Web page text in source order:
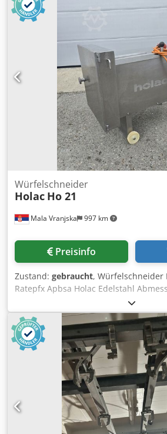
Mala Vranjska 997 km
Würfelschneider
Holac Ho 21
Preisinfo
Zustand: gebraucht, Würfelschneider
Ratepfx Apbsa Holac Edelstahl